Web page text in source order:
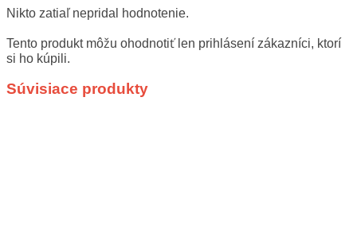
Nikto zatiaľ nepridal hodnotenie.
Tento produkt môžu ohodnotiť len prihlásení zákazníci, ktorí
si ho kúpili.
Súvisiace produkty